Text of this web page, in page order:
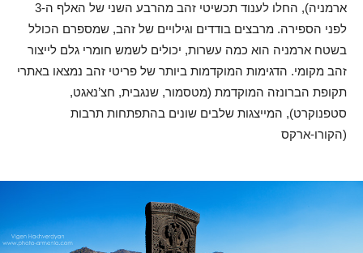
ארמניה), החלו לענוד תכשיטי זהב מהרבע השני של האלף ה-3
לפני הספירה. מרבצים בודדים וגילויים של זהב, שמספרם הכולל
בשטח ארמניה הוא כמה עשרות, יכולים לשמש חומרי גלם לייצור
זהב מקומי. הדגימות המוקדמות ביותר של פריטי זהב נמצאו באתרי
תקופת הברונזה המוקדמת (מטסמור, שנגבית, חצ’נאגט,
סטפנוקרט), המייצגות שלבים שונים בהתפתחות תרבות
הקורו-ארקס)